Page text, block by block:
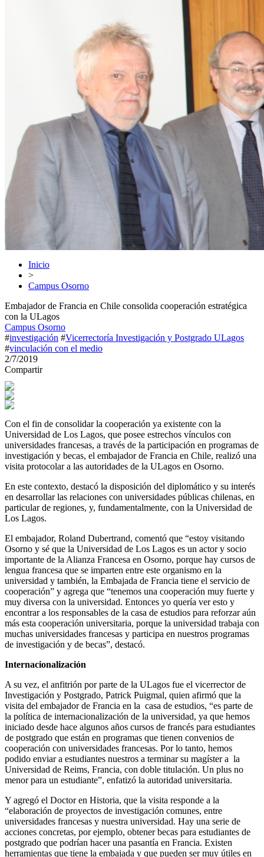
Inicio
>
Campus Osorno
Embajador de Francia en Chile consolida cooperación estratégica
con la ULagos
Campus Osorno
#investigación #Vicerrectoría Investigación y Postgrado ULagos
#vinculación con el medio
2/7/2019
Compartir
Con el fin de consolidar la cooperación ya existente con la
Universidad de Los Lagos, que posee estrechos vínculos con
universidades francesas, a través de la participación en programas de
investigación y becas, el embajador de Francia en Chile, realizó una
visita protocolar a las autoridades de la ULagos en Osorno.
En este contexto, destacó la disposición del diplomático y su interés
en desarrollar las relaciones con universidades públicas chilenas, en
particular de regiones, y, fundamentalmente, con la Universidad de
Los Lagos.
El embajador, Roland Dubertrand, comentó que “estoy visitando
Osorno y sé que la Universidad de Los Lagos es un actor y socio
importante de la Alianza Francesa en Osorno, porque hay cursos de
lengua francesa que se imparten entre este organismo en la
universidad y también, la Embajada de Francia tiene el servicio de
cooperación” y agrega que “tenemos una cooperación muy fuerte y
muy diversa con la universidad. Entonces yo quería ver esto y
encontrar a los responsables de la casa de estudios para reforzar aún
más esta cooperación universitaria, porque la universidad trabaja con
muchas universidades francesas y participa en nuestros programas
de investigación y de becas”, destacó.
Internacionalización
A su vez, el anfitrión por parte de la ULagos fue el vicerrector de
Investigación y Postgrado, Patrick Puigmal, quien afirmó que la
visita del embajador de Francia en la casa de estudios, “es parte de
la política de internacionalización de la universidad, ya que hemos
iniciado desde hace algunos años cursos de francés para estudiantes
de postgrado que están en programas que tienen convenios de
cooperación con universidades francesas. Por lo tanto, hemos
podido enviar a estudiantes nuestros a terminar su magíster a la
Universidad de Reims, Francia, con doble titulación. Un plus no
menor para un estudiante”, enfatizó la autoridad universitaria.
Y agregó el Doctor en Historia, que la visita responde a la
“elaboración de proyectos de investigación comunes, entre
universidades francesas y nuestra universidad. Hay una serie de
acciones concretas, por ejemplo, obtener becas para estudiantes de
postgrado que podrían hacer una pasantía en Francia. Existen
herramientas que tiene la embajada y que pueden ser muy útiles en